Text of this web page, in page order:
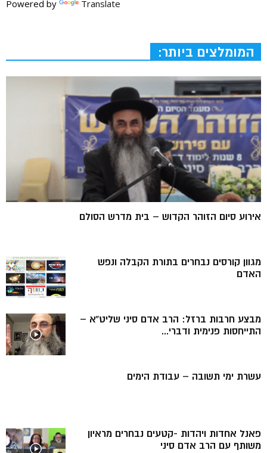
Powered by Translate
המומלצים ביותר:
אירוע סיום הזוהר הקדוש – בית מדרש הסולם
מגוון קורסים נבחרים בתורת הקבלה ונפש
האדם
מבצע חרבות ברזל: הרב אדם סיני שליט”א –
התייחסות פנימית ודברי...
עשרת ימי תשובה – עבודת הימים
פאנל אחדות ויהדות -קטעים נבחרים מראיון
משותף עם הרב אדם סיני